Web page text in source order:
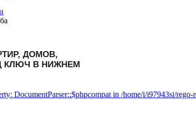
DocumentParser::$phpcompat in /home/i/i97943si/
ДОМОВ,
КЛЮЧ В НИЖНЕМ